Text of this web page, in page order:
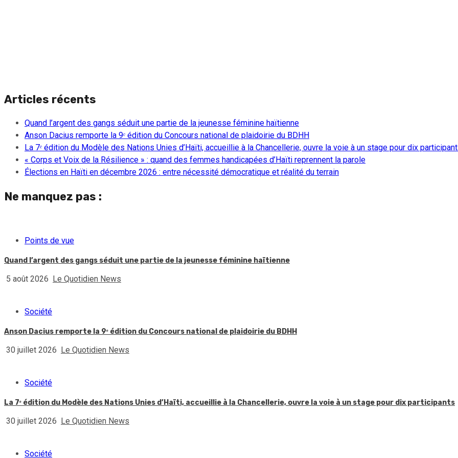
Articles récents
Quand l’argent des gangs séduit une partie de la jeunesse féminine haïtienne
Anson Dacius remporte la 9ᵉ édition du Concours national de plaidoirie du BDHH
La 7ᵉ édition du Modèle des Nations Unies d’Haïti, accueillie à la Chancellerie, ouvre la voie à un stage pour dix
« Corps et Voix de la Résilience » : quand des femmes handicapées d’Haïti reprennent la parole
Élections en Haïti en décembre 2026 : entre nécessité démocratique et réalité du terrain
Ne manquez pas :
Points de vue
Quand l’argent des gangs séduit une partie de la jeunesse féminine haïtienne
5 août 2026 Le Quotidien News
Société
Anson Dacius remporte la 9ᵉ édition du Concours national de plaidoirie du BDHH
30 juillet 2026 Le Quotidien News
Société
La 7ᵉ édition du Modèle des Nations Unies d’Haïti, accueillie à la Chancellerie, ouvre la voie à un stage pour dix participants
30 juillet 2026 Le Quotidien News
Société